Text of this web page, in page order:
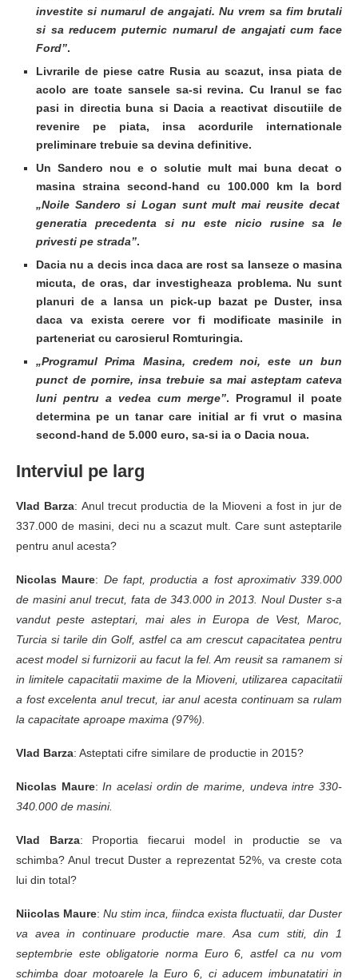
investite si numarul de angajati. Nu vrem sa fim brutali
si sa reducem puternic numarul de angajati cum face
Ford”.
Livrarile de piese catre Rusia au scazut, insa piata de
acolo are toate sansele sa-si revina. Cu Iranul se fac
pasi in directia buna si Dacia a reactivat discutiile de
revenire pe piata, insa acordurile internationale
preliminare trebuie sa devina definitive.
Un Sandero nou e o solutie mult mai buna decat o
masina straina second-hand cu 100.000 km la bord
„Noile Sandero si Logan sunt mult mai reusite decat
generatia precedenta si nu este nicio rusine sa le
privesti pe strada”.
Dacia nu a decis inca daca are rost sa lanseze o masina
micuta, de oras, dar investigheaza problema. Nu sunt
planuri de a lansa un pick-up bazat pe Duster, insa
daca va exista cerere vor fi modificate masinile in
parteneriat cu carosierul Romturingia.
„Programul Prima Masina, credem noi, este un bun
punct de pornire, insa trebuie sa mai asteptam cateva
luni pentru a vedea cum merge”. Programul il poate
determina pe un tanar care initial ar fi vrut o masina
second-hand de 5.000 euro, sa-si ia o Dacia noua.
Interviul pe larg
Vlad Barza: Anul trecut productia de la Mioveni a fost in jur de
337.000 de masini, deci nu a scazut mult. Care sunt asteptarile
pentru anul acesta?
Nicolas Maure: De fapt, productia a fost aproximativ 339.000
de masini anul trecut, fata de 343.000 in 2013. Noul Duster s-a
vandut peste asteptari, mai ales in Europa de Vest, Maroc,
Turcia si tarile din Golf, astfel ca am crescut capacitatea pentru
acest model si furnizorii au facut la fel. Am reusit sa ramanem si
in limitele capacitatii maxime de la Mioveni, utilizarea capacitatii
a fost excelenta anul trecut, iar anul acesta continuam sa rulam
la capacitate aproape maxima (97%).
Vlad Barza: Asteptati cifre similare de productie in 2015?
Nicolas Maure:In acelasi ordin de marime, undeva intre 330-
340.000 de masini.
Vlad Barza: Proportia fiecarui model in productie se va
schimba? Anul trecut Duster a reprezentat 52%, va creste cota
lui din total?
Niicolas Maure: Nu stim inca, fiindca exista fluctuatii, dar Duster
va avea in continuare productie mare. Asa cum stiti, din 1
septembrie este obligatorie norma Euro 6, astfel ca nu vom
schimba doar motoarele la Euro 6, ci aducem imbunatatiri in